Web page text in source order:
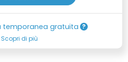
temporanea gratuita
Scopri di più